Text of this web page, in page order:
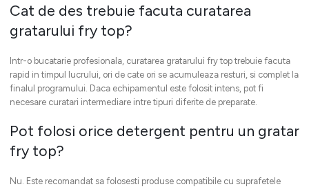
Cat de des trebuie facuta curatarea
gratarului fry top?
Intr-o bucatarie profesionala, curatarea gratarului fry top trebuie facuta
rapid in timpul lucrului, ori de cate ori se acumuleaza resturi, si complet la
finalul programului. Daca echipamentul este folosit intens, pot fi
necesare curatari intermediare intre tipuri diferite de preparate.
Pot folosi orice detergent pentru un gratar
fry top?
Nu. Este recomandat sa folosesti produse compatibile cu suprafetele